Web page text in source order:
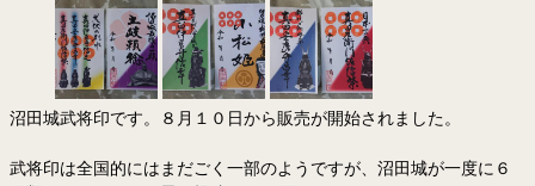
沼田城武将印です。８月１０日から販売が開始されました。
武将印は全国的にはまだごく一部のようですが、沼田城が一度に６